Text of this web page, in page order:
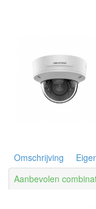
Omschrijving
Aanbevolen